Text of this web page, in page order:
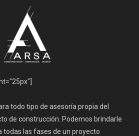
todo tipo de asesoría propia del
de construcción. Podemos brindarle
todas las fases de un proyecto